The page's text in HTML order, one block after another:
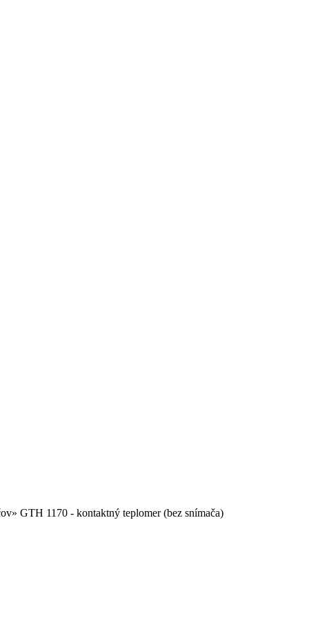
» GTH 1170 - kontaktný teplomer (bez snímača)